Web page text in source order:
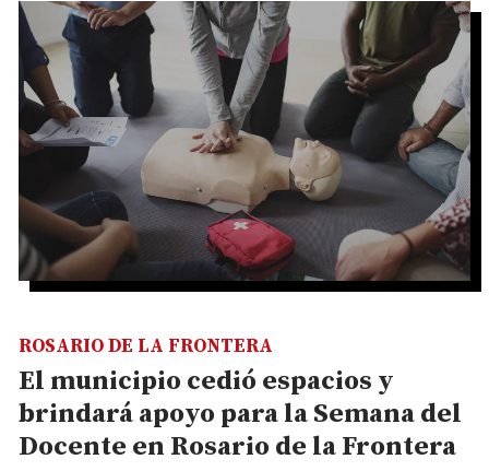
El municipio cedió espacios y
brindará apoyo para la Semana del
Docente en Rosario de la Frontera
ROSARIO DE LA FRONTERA